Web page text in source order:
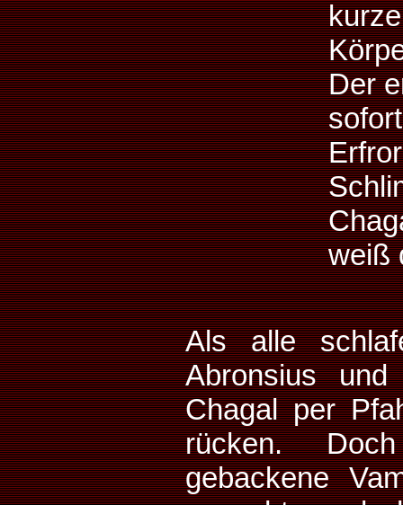
Der
weiß
Als alle
Abronsius
Chagal per
rücken.
gebackene